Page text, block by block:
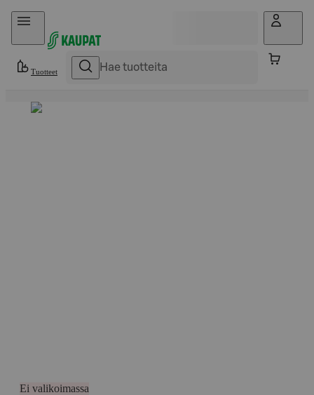
Hyppää sisältöön
Tuotteet
Ei valikoimassa